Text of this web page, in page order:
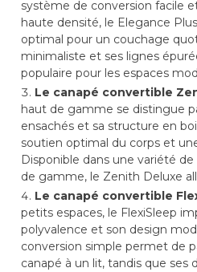
système de conversion facile
haute densité, le Elegance
optimal pour un couchage
minimaliste et ses lignes
populaire pour les espaces
Le canapé convertible
haut de gamme se distingue
ensachés et sa structure en
soutien optimal du corps et
Disponible dans une variété
de gamme, le Zenith Deluxe
Le canapé convertible
petits espaces, le FlexiSleep
polyvalence et son design
conversion simple permet de
canapé à un lit, tandis que ses